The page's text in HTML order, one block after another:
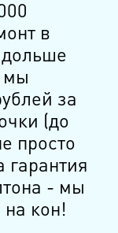
в
мы
за
(до
просто
- мы
кон!